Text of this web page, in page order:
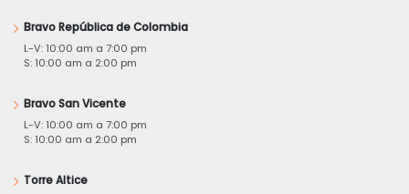
Bravo República de Colombia
L-V: 10:00 am a 7:00 pm
S: 10:00 am a 2:00 pm
Bravo San Vicente
L-V: 10:00 am a 7:00 pm
S: 10:00 am a 2:00 pm
Torre Altice